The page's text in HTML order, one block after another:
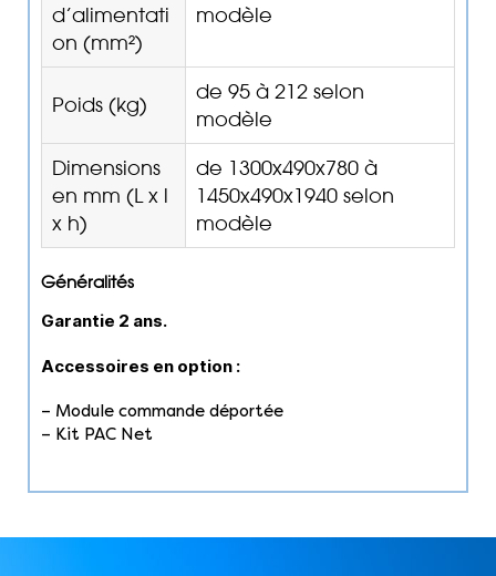
d’alimentati
on (mm²)
modèle
Poids (kg)
de 95 à 212 selon
modèle
Dimensions
en mm (L x l
x h)
de 1300x490x780 à
1450x490x1940 selon
modèle
Généralités
Garantie 2 ans.
Accessoires en option :
– Module commande déportée
– Kit PAC Net